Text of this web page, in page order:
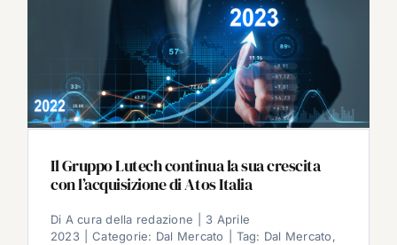
Il Gruppo Lutech continua la sua crescita
con l’acquisizione di Atos Italia
Di A cura della redazione
3 Aprile
2023
Categorie: Dal Mercato Tag: Dal Mercato,